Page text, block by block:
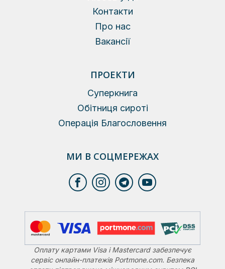
Контакти
Про нас
Вакансії
ПРОЕКТИ
Суперкнига
Обітниця сироті
Операція Благословення
МИ В СОЦМЕРЕЖАХ
Оплату картами Visa і Mastercard забезпечує
сервіс онлайн-платежів Portmone.com. Безпека